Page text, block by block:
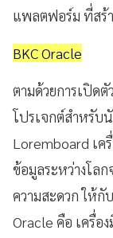
แพลตฟอร์ม ที่สร้า
BKC Oracle
ตามด้วยการเปิด
โปรเจกต์สำหรับ
Loremboard เ
ข้อมูลระหว่างโล
ความสะดวก ให้
Oracle คือ เครื่